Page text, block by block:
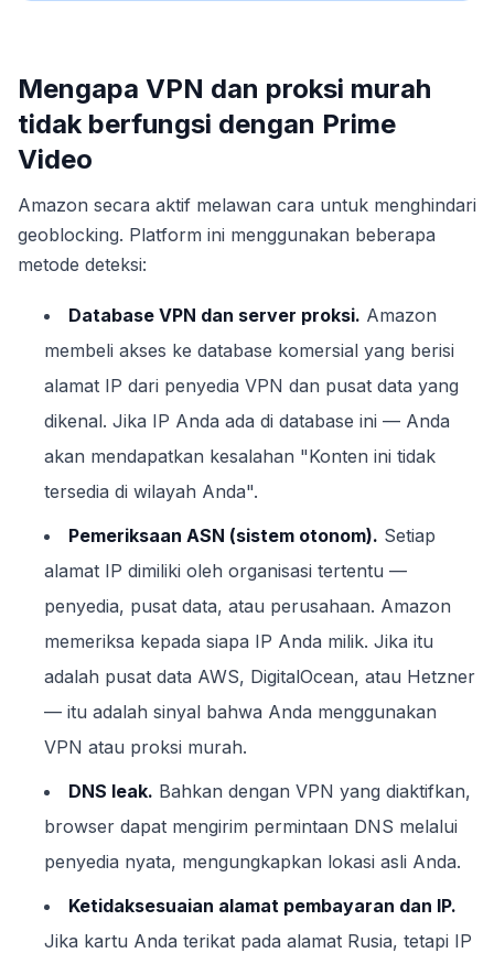
Mengapa VPN dan proksi murah
tidak berfungsi dengan Prime
Video
Amazon secara aktif melawan cara untuk menghindari
geoblocking. Platform ini menggunakan beberapa
metode deteksi:
Database VPN dan server proksi. Amazon
membeli akses ke database komersial yang berisi
alamat IP dari penyedia VPN dan pusat data yang
dikenal. Jika IP Anda ada di database ini — Anda
akan mendapatkan kesalahan "Konten ini tidak
tersedia di wilayah Anda".
Pemeriksaan ASN (sistem otonom). Setiap
alamat IP dimiliki oleh organisasi tertentu —
penyedia, pusat data, atau perusahaan. Amazon
memeriksa kepada siapa IP Anda milik. Jika itu
adalah pusat data AWS, DigitalOcean, atau Hetzner
— itu adalah sinyal bahwa Anda menggunakan
VPN atau proksi murah.
DNS leak. Bahkan dengan VPN yang diaktifkan,
browser dapat mengirim permintaan DNS melalui
penyedia nyata, mengungkapkan lokasi asli Anda.
Ketidaksesuaian alamat pembayaran dan IP.
Jika kartu Anda terikat pada alamat Rusia, tetapi IP